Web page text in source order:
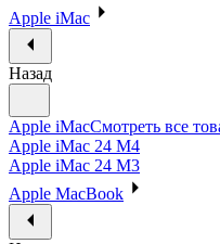
Apple iMac
Назад
Apple iMacСмотреть все
Apple iMac 24 M4
Apple iMac 24 M3
Apple MacBook